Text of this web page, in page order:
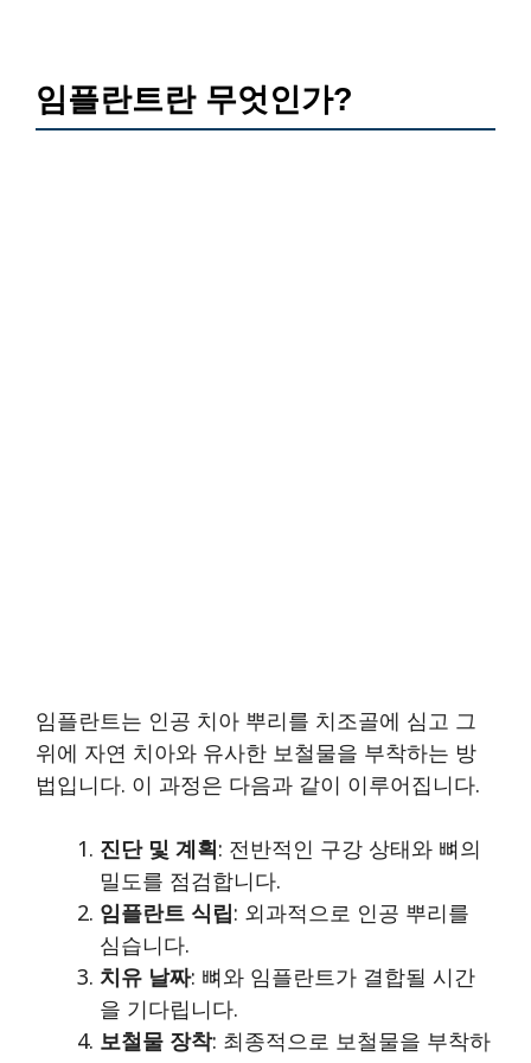
임플란트란 무엇인가?
임플란트는 인공 치아 뿌리를 치조골에 심고 그
위에 자연 치아와 유사한 보철물을 부착하는 방
법입니다. 이 과정은 다음과 같이 이루어집니다.
진단 및 계획: 전반적인 구강 상태와 뼈의
밀도를 점검합니다.
임플란트 식립: 외과적으로 인공 뿌리를
심습니다.
치유 날짜: 뼈와 임플란트가 결합될 시간
을 기다립니다.
보철물 장착: 최종적으로 보철물을 부착하